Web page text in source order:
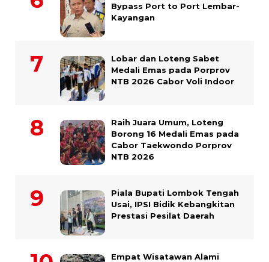
Bypass Port to Port Lembar-
Kayangan
Lobar dan Loteng Sabet
Medali Emas pada Porprov
NTB 2026 Cabor Voli Indoor
Raih Juara Umum, Loteng
Borong 16 Medali Emas pada
Cabor Taekwondo Porprov
NTB 2026
Piala Bupati Lombok Tengah
Usai, IPSI Bidik Kebangkitan
Prestasi Pesilat Daerah
Empat Wisatawan Alami